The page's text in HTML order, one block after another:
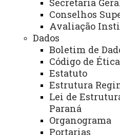
Secretaria
Conselhos
Avaliação
Dados
Boletim de
Código de
Estatuto
Estrutura
Lei de
Paraná
Organograma
Portarias
A Unioeste